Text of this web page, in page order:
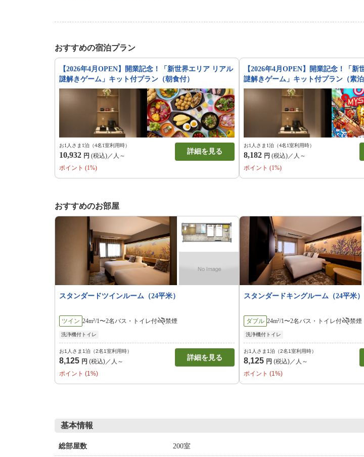
り。自然と会話が弾み、思い出に残る時間をお過ごしいただけ
対応したお部屋タイプをご用意しており、遊び疲れた後もリラ
ックスしてお過ごしいただけます。観光だけでは味わえな
い、“体験する旅”をぜひご体感ください。大阪での滞在を、た
だ「泊まる」だけで終わらせない。遊び心あふれる街歩きとと
もに、新しい旅の楽しみ方をご提案します。
おすすめの宿泊プラン
【2026年4月OPEN】開業記念！「新世界エリア リアル
謎解きゲーム」キット付プラン（朝食付）
お1人さま1泊（4名1室利用時）
10,932 円 (税込)／人～
詳細を見る
ポイント (1%)
【2026年4月OPEN】開業記念！「新
謎解きゲーム」キット付プラン（素泊
お1人さま1泊（4名1室利用時）
8,182 円 (税込)／人～
ポイント (1%)
おすすめのお部屋
スタンダードツインルーム（24平米）
ツイン 24m²/1〜2名バス・トイレ付 禁煙
洗浄機付トイレ
お1人さま1泊（2名1室利用時）
8,125 円 (税込)／人～ 詳細を見る
ポイント (1%)
スタンダードキングルーム（24平米）
ダブル 24m²/1〜2名バス・トイレ付 禁煙
洗浄機付トイレ
お1人さま1泊（2名1室利用時）
8,125 円 (税込)／人～
ポイント (1%)
基本情報
総部屋数 200室